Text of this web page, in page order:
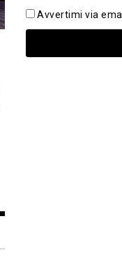
Avvertimi via